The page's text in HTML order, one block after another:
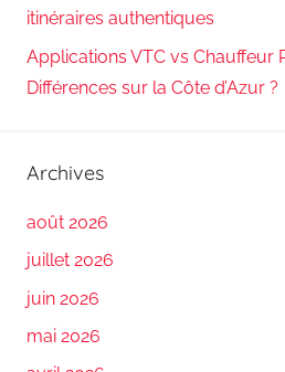
itinéraires authentiques
Applications VTC vs Chauffeur
Différences sur la Côte d’Azur ?
Archives
août 2026
juillet 2026
juin 2026
mai 2026